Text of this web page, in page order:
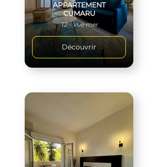
APPARTEMENT
CUMARU
T2 - Vue mer
Découvrir